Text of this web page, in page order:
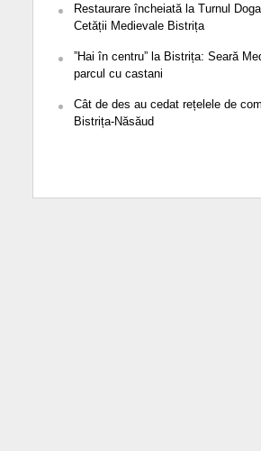
Restaurare încheiată la Turnul
Cetății Medievale Bistrița
”Hai în centru” la Bistrița: Seară
parcul cu castani
Cât de des au cedat rețelele de
Bistrița-Năsăud